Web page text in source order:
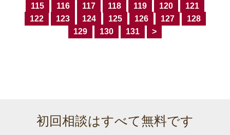
115
116 117 118 119 120
121
122
123 124 125 126 127
128
129
130 131 >
初回相談はすべて無料です